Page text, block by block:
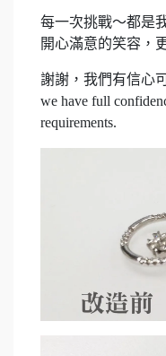
每一次挑戰～都是
開心滿意的笑容，
謝謝，我們有信心
we have full
requirements.